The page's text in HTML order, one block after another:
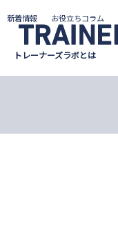
新着情報 お役立ちコラム
トレーナーズラボとは